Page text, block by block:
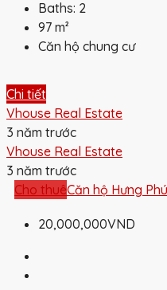
Baths: 2
97 m²
Căn hộ chung cư
Chi tiết
Vhouse Real Estate
3 năm trước
Vhouse Real Estate
3 năm trước
Cho thuêCăn hộ Hưng
20,000,000VND